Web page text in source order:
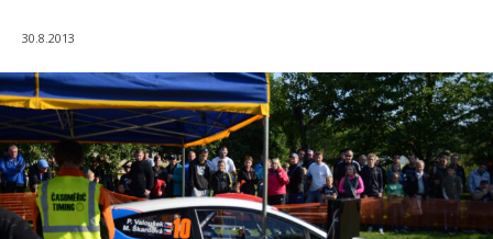
30.8.2013